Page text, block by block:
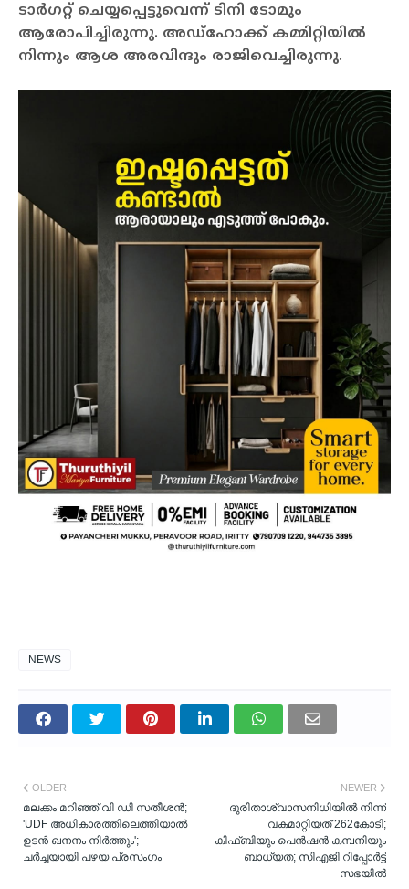
ടാര്‍ഗറ്റ് ചെയ്യപ്പെട്ടുവെന്ന് ടിനി ടോമും
ആരോപിച്ചിരുന്നു. അഡ്ഹോക്ക് കമ്മിറ്റിയില്‍
നിന്നും ആശ അരവിന്ദും രാജിവെച്ചിരുന്നു.
NEWS
NEWER
ദുരിതാശ്വാസനിധിയിൽ നിന്ന്
വകമാറ്റിയത് 262കോടി;
കിഫ്ബിയും പെന്‍ഷൻ കമ്പനിയും
ബാധ്യത; സിഎജി റിപ്പോർട്ട്
സഭയിൽ
OLDER
മലക്കം മറിഞ്ഞ് വി ഡി സതീശന്‍;
'UDF അധികാരത്തിലെത്തിയാല്‍
ഉടന്‍ ഖനനം നിര്‍ത്തും';
ചര്‍ച്ചയായി പഴയ പ്രസംഗം